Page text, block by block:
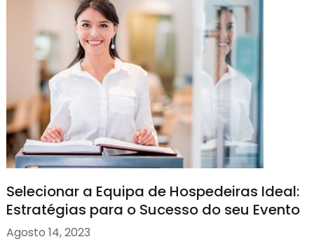
Selecionar a Equipa de Hospedeiras Ideal:
Estratégias para o Sucesso do seu Evento
Agosto 14, 2023